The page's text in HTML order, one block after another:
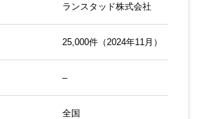
ランスタッド株式会社
25,000件（2024年11月）
–
全国